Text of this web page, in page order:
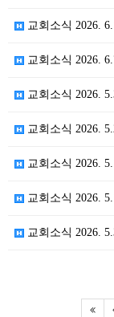
교회소식 2026.
교회소식 2026.
교회소식 2026.
교회소식 2026.
교회소식 2026.
교회소식 2026.
교회소식 2026.